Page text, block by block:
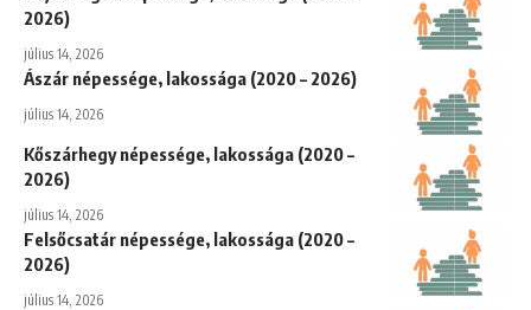
2026)
július 14, 2026
Ászár népessége, lakossága (2020 – 2026)
július 14, 2026
Kőszárhegy népessége, lakossága (2020 –
2026)
július 14, 2026
Felsőcsatár népessége, lakossága (2020 –
2026)
július 14, 2026